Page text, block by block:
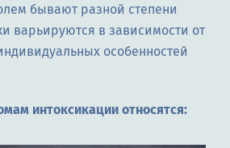
бывают разной степени
варьируются в зависимости от
особенностей
интоксикации относятся: